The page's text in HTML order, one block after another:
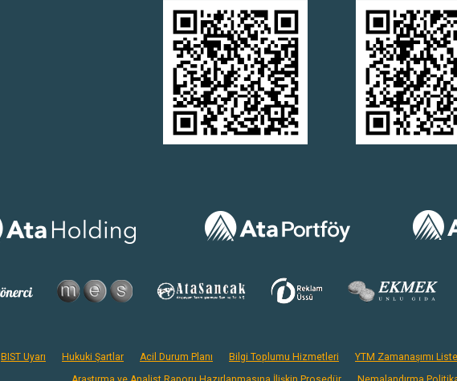
BIST Uyarı Hukuki Şartlar Acil Durum Planı Bilgi Toplumu Hizmetleri
YTM Zamanaşımı